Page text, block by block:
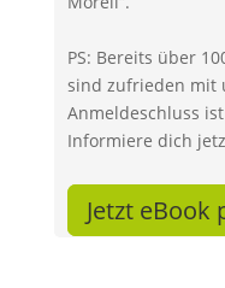
PS: Bereits über
sind zufrieden mit
Anmeldeschluss
Informiere dich
Jetzt eBook